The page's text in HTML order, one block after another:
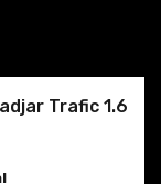
Trafic 1.6